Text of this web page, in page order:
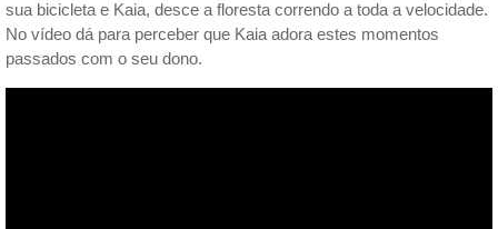
sua bicicleta e Kaia, desce a floresta correndo a toda a velocidade.
No vídeo dá para perceber que Kaia adora estes momentos
passados com o seu dono.